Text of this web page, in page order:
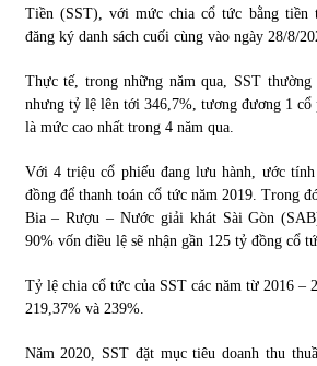
Tiền (SST), với mức chia cổ tức bằng tiền
đăng ký danh sách cuối cùng vào ngày 28/8/
Thực tế, trong những năm qua, SST thường
nhưng tỷ lệ lên tới 346,7%, tương đương 1 cổ
là mức cao nhất trong 4 năm qua.
Với 4 triệu cổ phiếu đang lưu hành, ước
đồng để thanh toán cổ tức năm 2019. Trong
Bia – Rượu – Nước giải khát Sài Gòn
90% vốn điều lệ sẽ nhận gần 125 tỷ đồng cổ
Tỷ lệ chia cổ tức của SST các năm từ 2016 –
219,37% và 239%.
Năm 2020, SST đặt mục tiêu doanh thu